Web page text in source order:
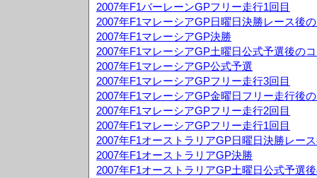
2007年F1バーレーンGPフリー走行1回目
2007年F1マレーシアGP日曜日決勝レース後
2007年F1マレーシアGP決勝
2007年F1マレーシアGP土曜日公式予選後の
2007年F1マレーシアGP公式予選
2007年F1マレーシアGPフリー走行3回目
2007年F1マレーシアGP金曜日フリー走行後
2007年F1マレーシアGPフリー走行2回目
2007年F1マレーシアGPフリー走行1回目
2007年F1オーストラリアGP日曜日決勝レー
2007年F1オーストラリアGP決勝
2007年F1オーストラリアGP土曜日公式予選